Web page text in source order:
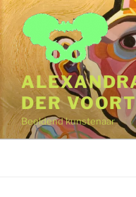
Naar
de
inhoud
springen
DER VOORT
Beeldend kunstenaar